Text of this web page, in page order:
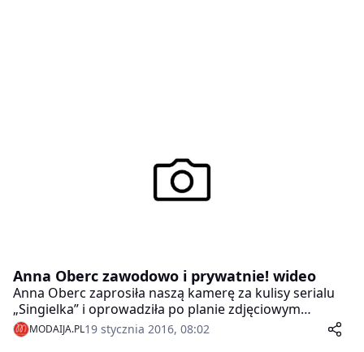
Anna Oberc zawodowo i prywatnie! wideo
Anna Oberc zaprosiła naszą kamerę za kulisy serialu
„Singielka” i oprowadziła po planie zdjęciowym
produkcji. Aktorka dała ekskluzywny wywiad na temat
swojej pracy i zawodowych marzeń. Odkryła też nieco
MODAIJA.PL19 stycznia 2016, 08:02